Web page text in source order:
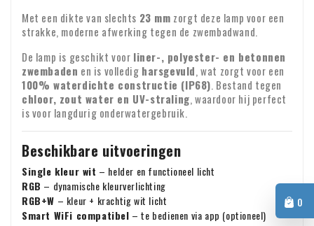
0
g. voor losse kranten en tijdschriften;
waarvan de consument de verzegeling heeft verbroken.
Garantie : Op al onze producten geven wij twee jaar garantie
Identiteit ondernemen
plaats op de eerstvolgende werkdag tussen 9:00 en 18:00
uur. Helaas kunnen wij het exacte moment van aflevering
niet garanderen.
Controle bij ontvangst
Controleer direct na ontvangst de inhoud van uw pakket.
Ontbreken er onderdelen of zijn producten beschadigd
aangekomen? Stuur ons dan meteen een e-mail met uw
bestelnummer en eventuele foto's van de schade.
BTW-verlegging voor zakelijke klanten
Bestelt u vanuit Europa voor zakelijke doeleinden? Dan is
het mogelijk om de BTW te verleggen. In dat geval rekenen
wij geen BTW over de factuur. Uw BTW-nummer wordt
automatisch gecontroleerd. Werkt uw BTW-nummer niet?
Met een dikte van slechts 23 mm zorgt deze lamp voor een
strakke, moderne afwerking tegen de zwembadwand.
De lamp is geschikt voor liner-, polyester- en betonnen
zwembaden en is volledig harsgevuld, wat zorgt voor een
100% waterdichte constructie (IP68). Bestand tegen
chloor, zout water en UV-straling, waardoor hij perfect
is voor langdurig onderwatergebruik.
Beschikbare uitvoeringen
Single kleur wit – helder en functioneel licht
RGB – dynamische kleurverlichting
RGB+W – kleur + krachtig wit licht
Smart WiFi compatibel – te bedienen via app (optioneel)